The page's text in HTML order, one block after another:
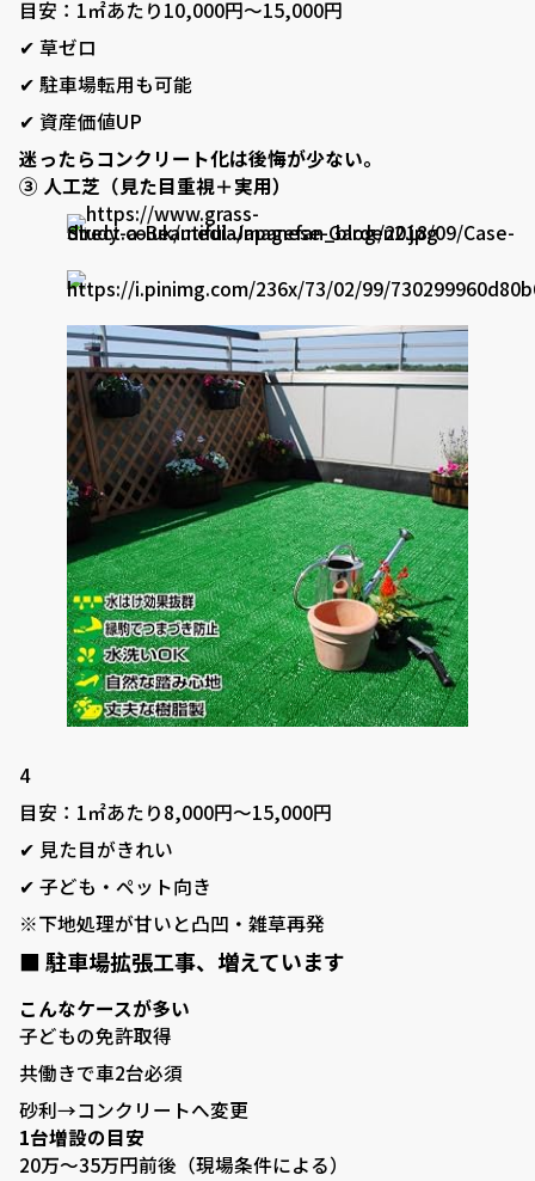
VISTA GARDEN
-株式会社 齋藤商店-
■ VISTA GARDENの外構工事
■ 庭がある暮らし：サッカーゴールがある庭
■ 庭がある暮らし：ドッグランがある庭
■ 外構プランニング
■ 料金シミュレーション
■ お客様の声
■ 展示場について
■ 求人サイト
■ お問い合わせ
TEL:0120-080-171
岐阜県羽島郡笠松町中川町22 ​
目安：1㎡あたり10,000円〜15,000円
✔ 草ゼロ
✔ 駐車場転用も可能
✔ 資産価値UP
迷ったらコンクリート化は後悔が少ない。
③ 人工芝（見た目重視＋実用）
4
目安：1㎡あたり8,000円〜15,000円
✔ 見た目がきれい
✔ 子ども・ペット向き
※下地処理が甘いと凸凹・雑草再発
■ 駐車場拡張工事、増えています
こんなケースが多い
子どもの免許取得
共働きで車2台必須
砂利→コンクリートへ変更
1台増設の目安
20万〜35万円前後（現場条件による）